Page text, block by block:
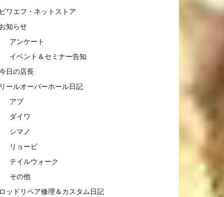
ワエフ・ネットストア
知らせ
アンケート
イベント＆セミナー告知
日の店長
ールオーバーホール日記
アブ
ダイワ
シマノ
リョービ
テイルウォーク
その他
ッドリペア修理＆カスタム日記